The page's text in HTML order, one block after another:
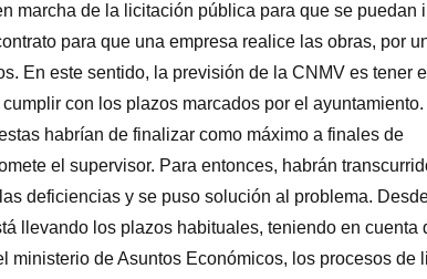
marcha de la licitación pública para que se puedan
para que una empresa realice las obras, por
En este sentido, la previsión de la CNMV es tener
con los plazos marcados por el ayuntamiento.
habrían de finalizar como máximo a finales de
el supervisor. Para entonces, habrán
deficiencias y se puso solución al problema.
llevando los plazos habituales, teniendo en cuenta
ministerio de Asuntos Económicos, los procesos de